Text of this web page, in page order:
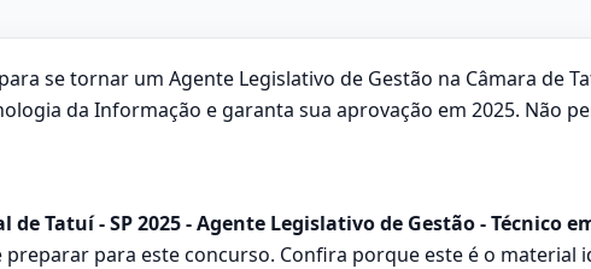
se tornar um Agente Legislativo de Gestão na Câmara de
da Informação e garanta sua aprovação em 2025. Não
Tatuí - SP 2025 - Agente Legislativo de Gestão - Técnico
para este concurso. Confira porque este é o material